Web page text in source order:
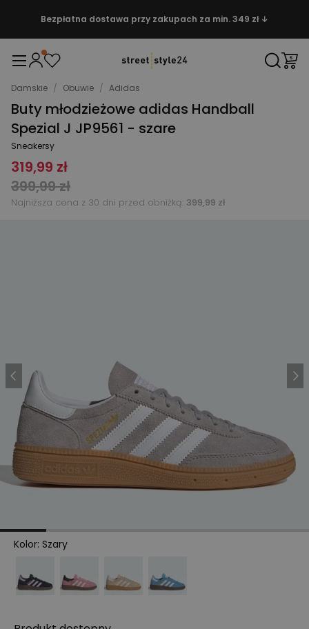
Bezpłatna dostawa przy zakupach za min. 349 zł ↓
Damskie / Obuwie / Adidas
Buty młodzieżowe adidas Handball
Spezial J JP9561 - szare
Sneakersy
319,99 zł
399,99 zł
Najniższa cena z 30 dni przed obniżką: 399,99 zł
Kolor: Szary